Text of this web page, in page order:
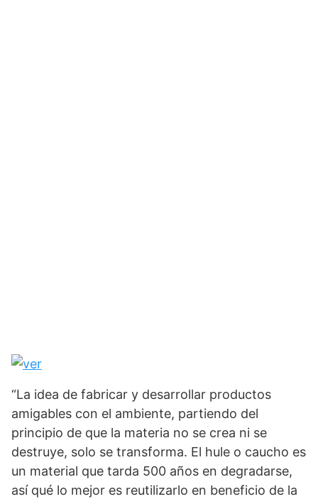
“La idea de fabricar y desarrollar productos
amigables con el ambiente, partiendo del
principio de que la materia no se crea ni se
destruye, solo se transforma. El hule o caucho es
un material que tarda 500 años en degradarse,
así qué lo mejor es reutilizarlo en beneficio de la